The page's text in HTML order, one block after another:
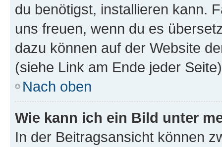
du benötigst, installieren kann.
uns freuen, wenn du es
dazu können auf der Website
(siehe Link am Ende jeder
Nach oben
Wie kann ich ein Bild unter
In der Beitragsansicht können